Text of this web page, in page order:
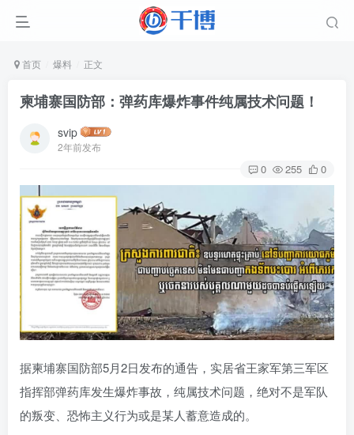
首页 爆料 正文
柬埔寨国防部：弹药库爆炸事件纯属技术问题！
svip
2年前发布
0 255 0
据柬埔寨国防部5月2日发布的通告，实居省王家军第三军区
指挥部弹药库发生爆炸事故，纯属技术问题，绝对不是军队
的叛变、恐怖主义行为或是某人蓄意造成的。